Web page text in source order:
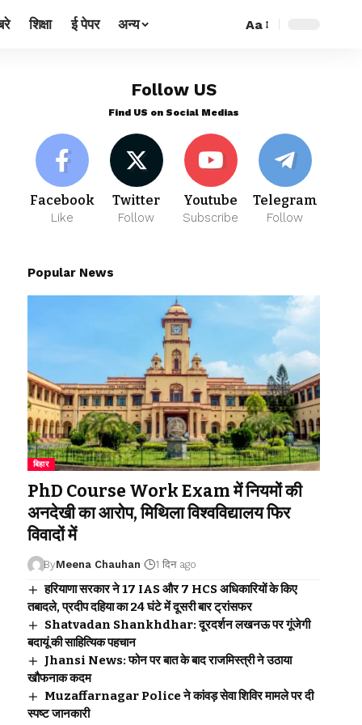
शिक्षा ई पेपर अन्य Aa
Follow US
Find US on Social Medias
Facebook
Like
Twitter
Follow
Youtube
Subscribe
Telegram
Follow
Popular News
बिहार
PhD Course Work Exam में नियमों की
अनदेखी का आरोप, मिथिला विश्वविद्यालय फिर
विवादों में
ByMeena Chauhan 1 दिन ago
हरियाणा सरकार ने 17 IAS और 7 HCS अधिकारियों के किए
तबादले, प्रदीप दहिया का 24 घंटे में दूसरी बार ट्रांसफर
Shatvadan Shankhdhar: दूरदर्शन लखनऊ पर गूंजेगी
बदायूं की साहित्यिक पहचान
Jhansi News: फोन पर बात के बाद राजमिस्त्री ने उठाया
खौफनाक कदम
Muzaffarnagar Police ने कांवड़ सेवा शिविर मामले पर दी
स्पष्ट जानकारी